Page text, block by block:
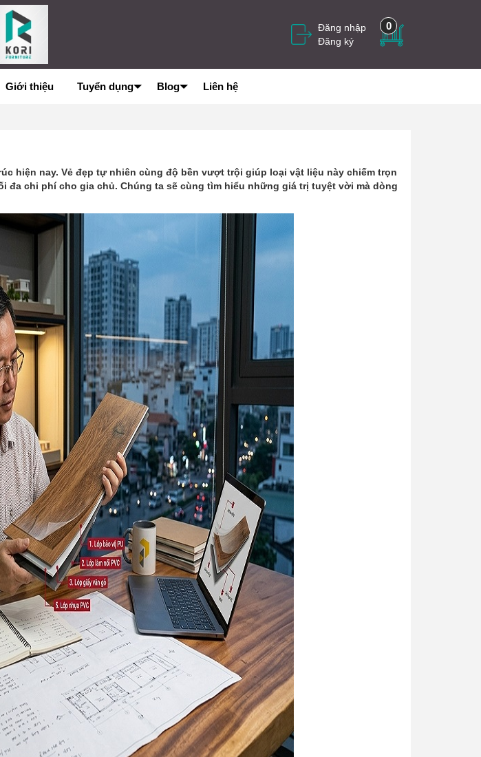
Đăng nhập
Đăng ký
0
Giới thiệu Tuyển dụng Blog Liên hệ
hiện nay. Vẻ đẹp tự nhiên cùng độ bền vượt trội giúp loại vật liệu này chiếm trọn
đa chi phí cho gia chủ. Chúng ta sẽ cùng tìm hiểu những giá trị tuyệt vời mà dòng